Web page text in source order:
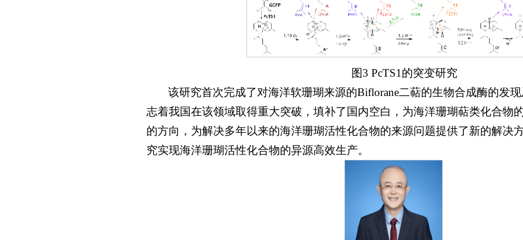
图3 PcTS1的突变研究
该研究首次完成了对海洋软珊瑚来源的Biflorane二萜的生物合成酶的发
志着我国在该领域取得重大突破，填补了国内空白，为海洋珊瑚萜类化合物
的方向，为解决多年以来的海洋珊瑚活性化合物的来源问题提供了新的解决
究实现海洋珊瑚活性化合物的异源高效生产。